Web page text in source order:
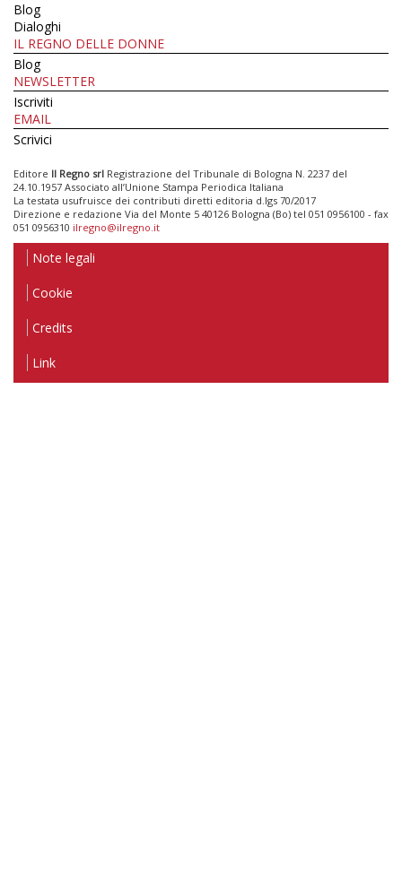
Blog
Dialoghi
IL REGNO DELLE DONNE
Blog
NEWSLETTER
Iscriviti
EMAIL
Scrivici
Editore Il Regno srl Registrazione del Tribunale di Bologna N. 2237 del
24.10.1957 Associato all’Unione Stampa Periodica Italiana
La testata usufruisce dei contributi diretti editoria d.lgs 70/2017
Direzione e redazione Via del Monte 5 40126 Bologna (Bo) tel 051 0956100 - fax
051 0956310 ilregno@ilregno.it
Note legali
Cookie
Credits
Link